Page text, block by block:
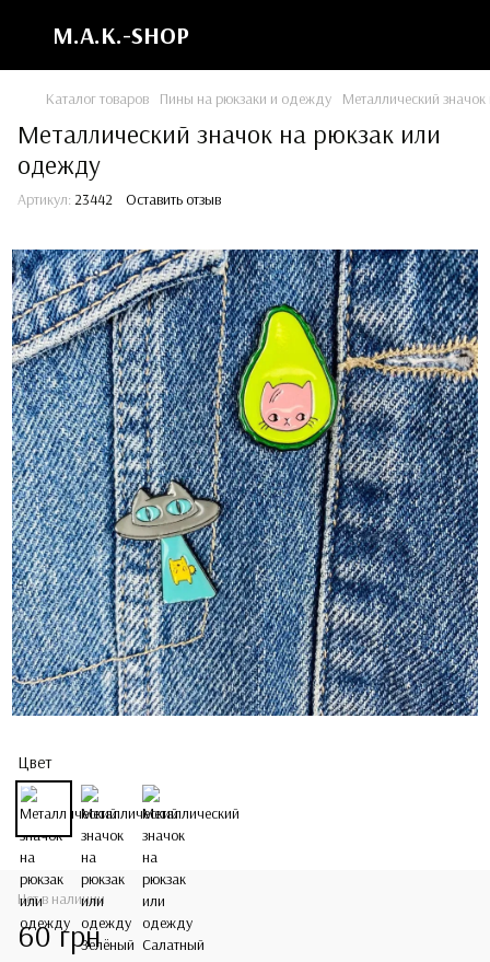
M.A.K.-SHOP
Каталог товаров Пины на рюкзаки и одежду Металлический
Металлический значок на рюкзак или
одежду
Артикул: 23442 Оставить отзыв
Цвет
Нет в наличии
60 грн